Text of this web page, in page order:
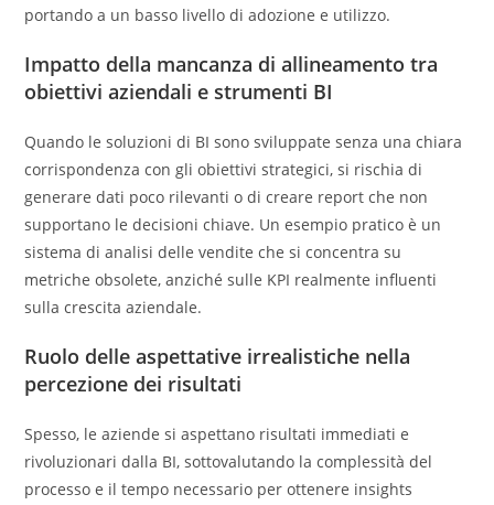
portando a un basso livello di adozione e utilizzo.
Impatto della mancanza di allineamento tra
obiettivi aziendali e strumenti BI
Quando le soluzioni di BI sono sviluppate senza una chiara
corrispondenza con gli obiettivi strategici, si rischia di
generare dati poco rilevanti o di creare report che non
supportano le decisioni chiave. Un esempio pratico è un
sistema di analisi delle vendite che si concentra su
metriche obsolete, anziché sulle KPI realmente influenti
sulla crescita aziendale.
Ruolo delle aspettative irrealistiche nella
percezione dei risultati
Spesso, le aziende si aspettano risultati immediati e
rivoluzionari dalla BI, sottovalutando la complessità del
processo e il tempo necessario per ottenere insights